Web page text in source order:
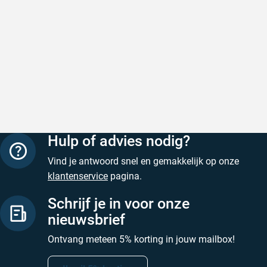
Hulp of advies nodig?
Vind je antwoord snel en gemakkelijk op onze
klantenservice pagina.
Schrijf je in voor onze
nieuwsbrief
Ontvang meteen 5% korting in jouw mailbox!